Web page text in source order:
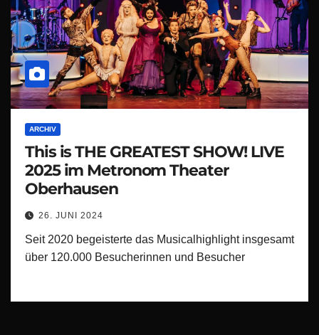
ARCHIV
This is THE GREATEST SHOW! LIVE
2025 im Metronom Theater
Oberhausen
26. JUNI 2024
Seit 2020 begeisterte das Musicalhighlight insgesamt
über 120.000 Besucherinnen und Besucher